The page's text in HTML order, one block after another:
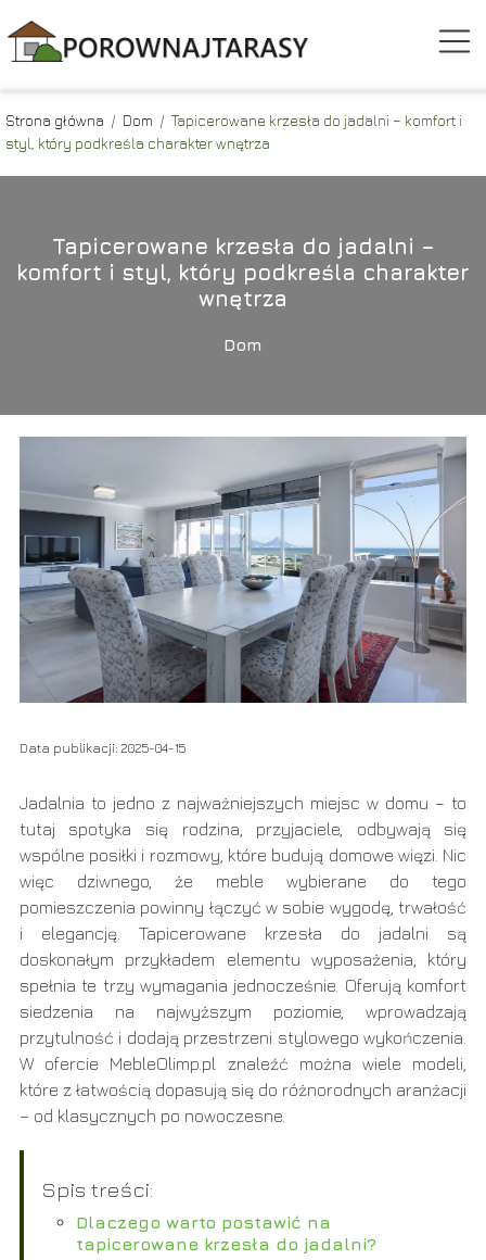
Strona główna / Dom / Tapicerowane krzesła do jadalni – komfort i
styl, który podkreśla charakter wnętrza
Tapicerowane krzesła do jadalni –
komfort i styl, który podkreśla charakter
wnętrza
Dom
Data publikacji: 2025-04-15
Jadalnia to jedno z najważniejszych miejsc w domu – to
tutaj spotyka się rodzina, przyjaciele, odbywają się
wspólne posiłki i rozmowy, które budują domowe więzi. Nic
więc dziwnego, że meble wybierane do tego
pomieszczenia powinny łączyć w sobie wygodę, trwałość
i elegancję. Tapicerowane krzesła do jadalni są
doskonałym przykładem elementu wyposażenia, który
spełnia te trzy wymagania jednocześnie. Oferują komfort
siedzenia na najwyższym poziomie, wprowadzają
przytulność i dodają przestrzeni stylowego wykończenia.
W ofercie MebleOlimp.pl znaleźć można wiele modeli,
które z łatwością dopasują się do różnorodnych aranżacji
– od klasycznych po nowoczesne.
Spis treści:
Dlaczego warto postawić na
tapicerowane krzesła do jadalni?